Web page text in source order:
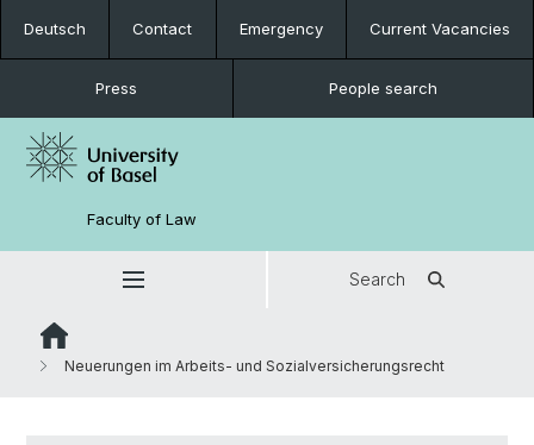
Deutsch Contact Emergency Current Vacancies
Press People search
Faculty of Law
Search
Neuerungen im Arbeits- und Sozialversicherungsrecht